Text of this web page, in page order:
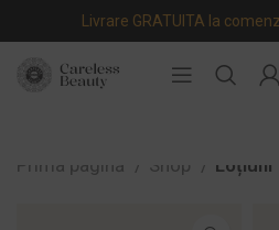
Livrare GRATUITA la
Prima pagină Shop Loțiuni